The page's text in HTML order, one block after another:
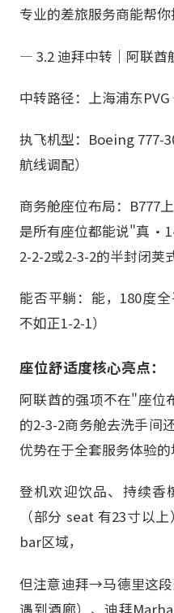
专业的差旅服务商能帮你
— 3.2 迪拜中转｜阿联
中转路径：上海浦东
执飞机型：Boeing 777-
航线调配）
商务舱座位布局：B777
是所有座位都能说"真
2-2-2或2-3-2的半封闭荚
能否平躺：能，180度
不如正1-2-1）
座位舒适度核心亮点：
阿联酋的强项不在"座
的2-3-2商务舱去洗手
优势在于全套服务体验的
登机欢迎饮品、持续香
（部分 seat 有23寸以
bar区域，
但注意迪拜→马德里这
遇到酒廊）、迪拜